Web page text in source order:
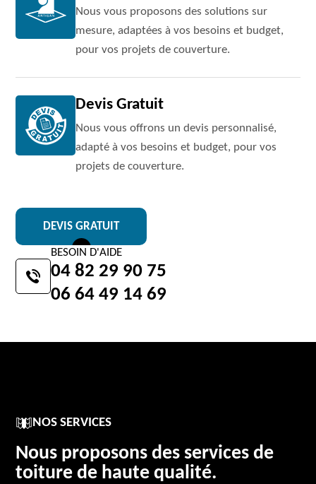
Nous vous proposons des solutions sur
mesure, adaptées à vos besoins et budget,
pour vos projets de couverture.
Devis Gratuit
Nous vous offrons un devis personnalisé,
adapté à vos besoins et budget, pour vos
projets de couverture.
DEVIS GRATUIT
BESOIN D'AIDE
04 82 29 90 75
06 64 49 14 69
NOS SERVICES
Nous proposons des services de
toiture de haute qualité.